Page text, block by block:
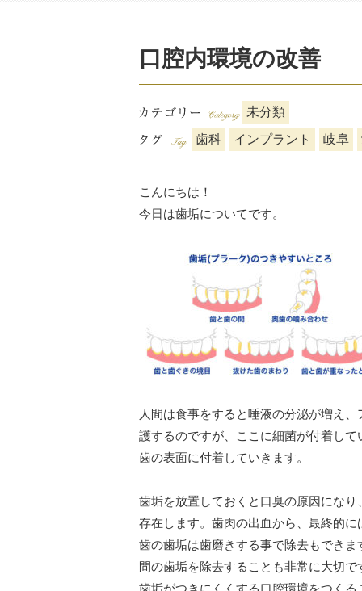
口腔内環境の改善
未分類
歯科 インプラント 岐阜
こんにちは！
今日は歯垢についてです。
人間は食事をすると唾液の分泌が増え
護するのですが、ここに細菌が付着し
歯の表面に付着していきます。
歯垢を放置しておくと口臭の原因にな
存在します。歯肉の出血から、最終的
歯の歯垢は歯磨きする事で除去もでき
間の歯垢を除去することも非常に大切
歯垢がつきにくくする口腔環境をつく